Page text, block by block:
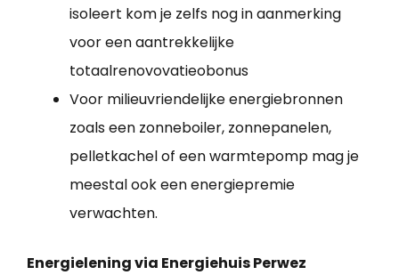
isoleert kom je zelfs nog in aanmerking
voor een aantrekkelijke
totaalrenovovatieobonus
Voor milieuvriendelijke energiebronnen
zoals een zonneboiler, zonnepanelen,
pelletkachel of een warmtepomp mag je
meestal ook een energiepremie
verwachten.
Energielening via Energiehuis Perwez